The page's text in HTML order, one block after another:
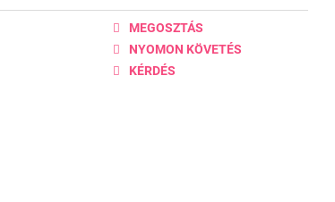
KÉRDÉS
NYOMON KÖVETÉS
MEGOSZTÁS